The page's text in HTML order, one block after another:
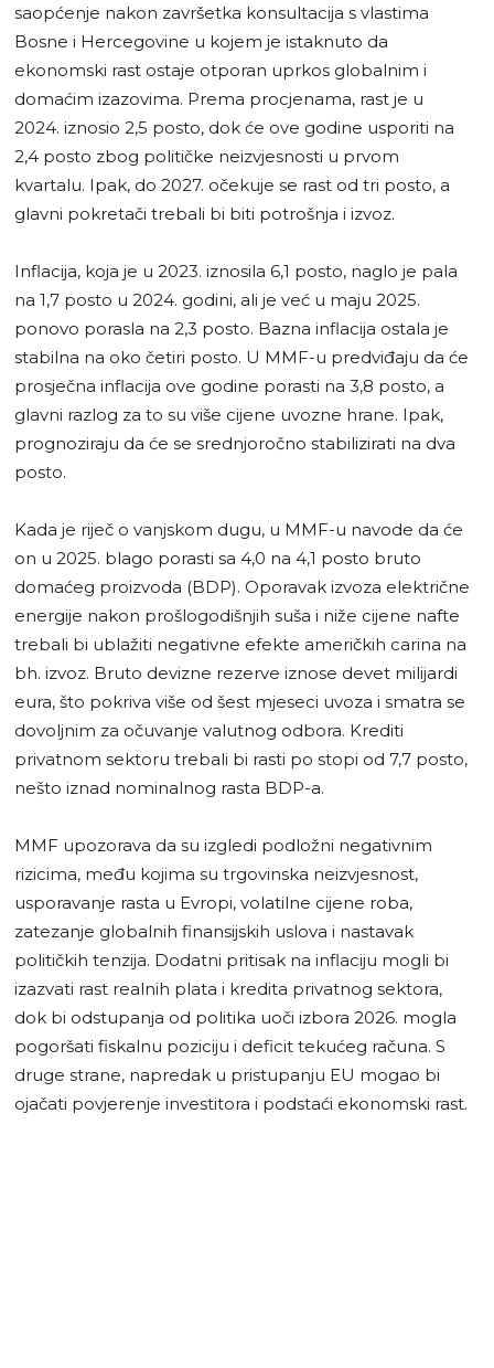
saopćenje nakon završetka konsultacija s vlastima
Bosne i Hercegovine u kojem je istaknuto da
ekonomski rast ostaje otporan uprkos globalnim i
domaćim izazovima. Prema procjenama, rast je u
2024. iznosio 2,5 posto, dok će ove godine usporiti na
2,4 posto zbog političke neizvjesnosti u prvom
kvartalu. Ipak, do 2027. očekuje se rast od tri posto, a
glavni pokretači trebali bi biti potrošnja i izvoz.
Inflacija, koja je u 2023. iznosila 6,1 posto, naglo je pala
na 1,7 posto u 2024. godini, ali je već u maju 2025.
ponovo porasla na 2,3 posto. Bazna inflacija ostala je
stabilna na oko četiri posto. U MMF-u predviđaju da će
prosječna inflacija ove godine porasti na 3,8 posto, a
glavni razlog za to su više cijene uvozne hrane. Ipak,
prognoziraju da će se srednjoročno stabilizirati na dva
posto.
Kada je riječ o vanjskom dugu, u MMF-u navode da će
on u 2025. blago porasti sa 4,0 na 4,1 posto bruto
domaćeg proizvoda (BDP). Oporavak izvoza električne
energije nakon prošlogodišnjih suša i niže cijene nafte
trebali bi ublažiti negativne efekte američkih carina na
bh. izvoz. Bruto devizne rezerve iznose devet milijardi
eura, što pokriva više od šest mjeseci uvoza i smatra se
dovoljnim za očuvanje valutnog odbora. Krediti
privatnom sektoru trebali bi rasti po stopi od 7,7 posto,
nešto iznad nominalnog rasta BDP-a.
MMF upozorava da su izgledi podložni negativnim
rizicima, među kojima su trgovinska neizvjesnost,
usporavanje rasta u Evropi, volatilne cijene roba,
zatezanje globalnih finansijskih uslova i nastavak
političkih tenzija. Dodatni pritisak na inflaciju mogli bi
izazvati rast realnih plata i kredita privatnog sektora,
dok bi odstupanja od politika uoči izbora 2026. mogla
pogoršati fiskalnu poziciju i deficit tekućeg računa. S
druge strane, napredak u pristupanju EU mogao bi
ojačati povjerenje investitora i podstaći ekonomski rast.